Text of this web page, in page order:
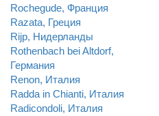
Rochegude, Франция
Razata, Греция
Rijp, Нидерланды
Rothenbach bei Altdorf,
Германия
Renon, Италия
Radda in Chianti, Италия
Radicondoli, Италия